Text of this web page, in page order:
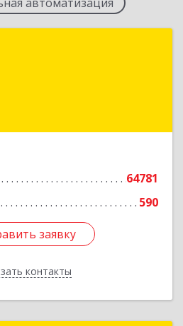
64781
590
заявку
контакты
заявку
Назад